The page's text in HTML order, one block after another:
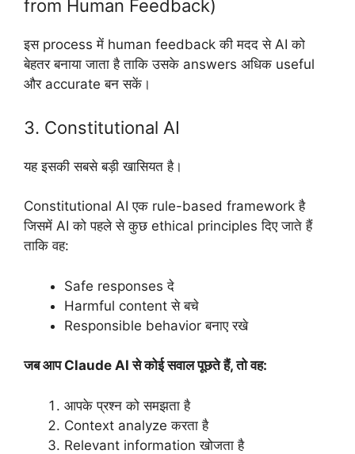
from Human Feedback)
इस process में human feedback की मदद से AI को
बेहतर बनाया जाता है ताकि उसके answers अधिक useful
और accurate बन सकें।
3. Constitutional AI
यह इसकी सबसे बड़ी खासियत है।
Constitutional AI एक rule-based framework है
जिसमें AI को पहले से कुछ ethical principles दिए जाते हैं
ताकि वह:
Safe responses दे
Harmful content से बचे
Responsible behavior बनाए रखे
जब आप Claude AI से कोई सवाल पूछते हैं, तो वह:
आपके प्रश्न को समझता है
Context analyze करता है
Relevant information खोजता है